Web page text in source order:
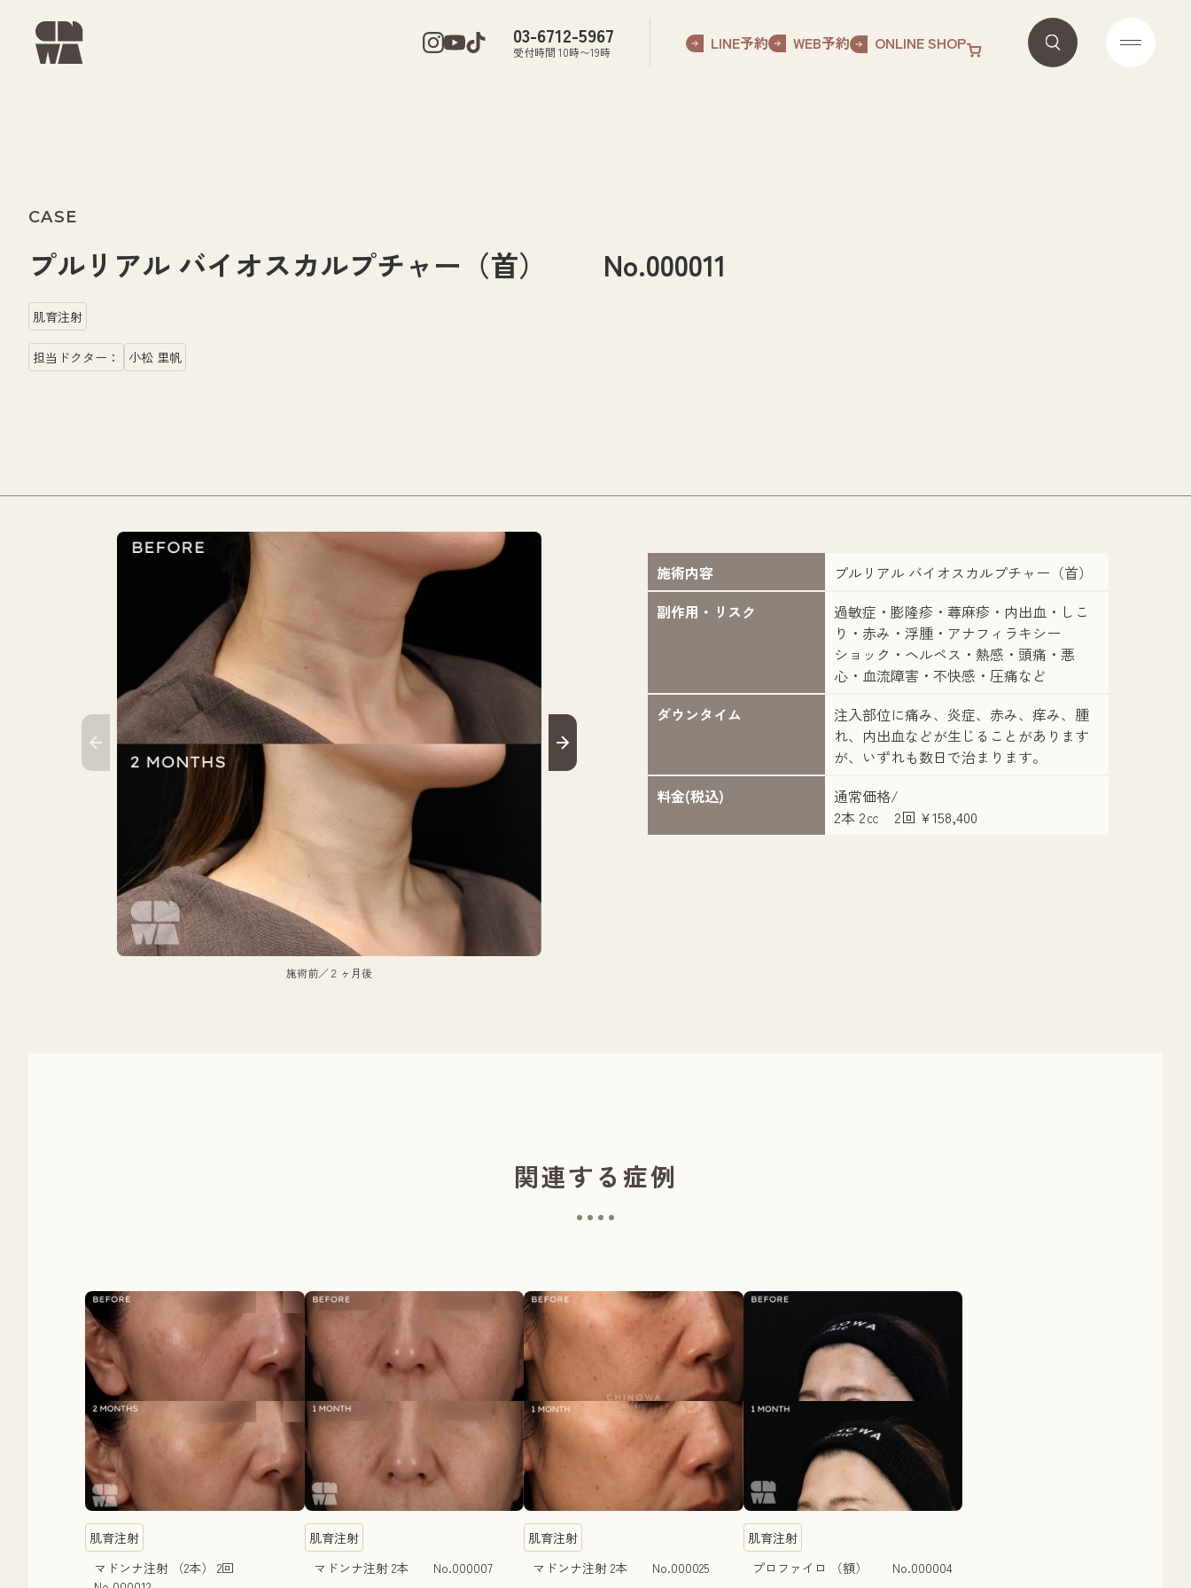
03-6712-5967
受付時間 10時〜19時 LINE予約 WEB予約 ONLINE SHOP
CASE
プルリアル バイオスカルプチャー（首） No.000011
肌育注射
担当ドクター： 小松 里帆
施術前／２ヶ月後
施術内容
プルリアル バイオスカルプチャー（首）
副作用・リスク
過敏症・膨隆疹・蕁麻疹・内出血・しこ
り・赤み・浮腫・アナフィラキシー
ショック・ヘルペス・熱感・頭痛・悪
心・血流障害・不快感・圧痛など
ダウンタイム
注入部位に痛み、炎症、赤み、痒み、腫
れ、内出血などが生じることがあります
が、いずれも数日で治まります。
料金(税込)
通常価格/
2本 2㏄ 2回 ¥158,400
関連する症例
肌育注射
マドンナ注射 （2本） 2回
肌育注射
マドンナ注射 2本 No.000007
肌育注射
マドンナ注射 2本 No.000025
肌育注射
プロファイロ （額） No.000004